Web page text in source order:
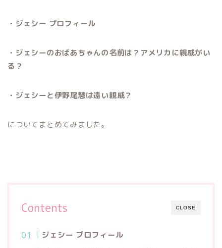
・ジェシー プロフィール
・ジェシーのおばあちゃんの名前は？アメリカに親戚がい
る？
・ジェシーと伊野尾慧は遠い親戚？
についてまとめてみました。
CLOSE
Contents
ジェシー プロフィール